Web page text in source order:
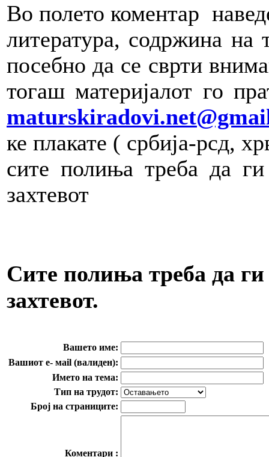
Во полето коментар
литература, содржина
посебно да се сврти
тогаш материјалот го
ке плакате ( србија-рсд,
сите полиња треба да
захтевот
Сите полиња треба да ги
захтевот.
Вашето име:
Вашиот e- маil (валиден):
Името на тема:
Тип на трудот:
Број на страниците:
Коментари :